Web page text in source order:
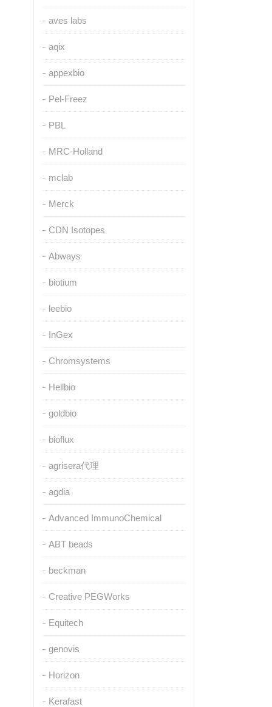
aves labs
aqix
appexbio
Pel-Freez
PBL
MRC-Holland
mclab
Merck
CDN Isotopes
Abways
biotium
leebio
InGex
Chromsystems
Hellbio
goldbio
bioflux
agrisera代理
agdia
Advanced ImmunoChemical
ABT beads
beckman
Creative PEGWorks
Equitech
genovis
Horizon
Kerafast